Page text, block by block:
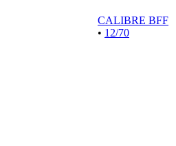
CALIBRE BFF
• 12/70